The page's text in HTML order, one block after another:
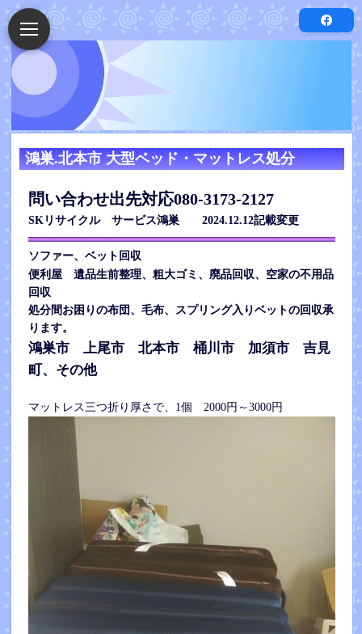
鴻巣.北本市 大型ベッド・マットレス処分
問い合わせ出先対応080-3173-2127
SKリサイクル サービス鴻巣 2024.12.12記載変更
ソファー、ベット回収
便利屋 遺品生前整理、粗大ゴミ、廃品回収、空家の不用品
回収
処分間お困りの布団、毛布、スプリング入りベットの回収承
ります。
鴻巣市 上尾市 北本市 桶川市 加須市 吉見
町、その他
マットレス三つ折り厚さで、1個 2000円～3000円